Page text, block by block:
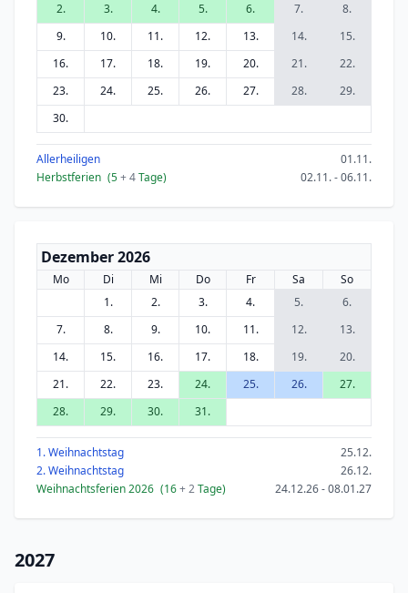
2.
3. 4. 5. 6. 7.
8.
9.
10. 11. 12. 13. 14.
15.
16.
17. 18. 19. 20. 21.
22.
23.
24. 25. 26. 27. 28.
29.
30.
Allerheiligen
01.11.
Herbstferien (5+ 4Tage) 02.11. - 06.11.
Dezember 2026
Mo Di Mi Do Fr Sa
So
1.
2. 3. 4. 5.
6.
7.
8. 9. 10. 11. 12.
13.
14.
15. 16. 17. 18. 19.
20.
21.
22. 23. 24. 25. 26.
27.
28.
29. 30. 31.
1. Weihnachtstag
25.12.
2. Weihnachtstag
26.12.
Weihnachtsferien 2026 (16+ 2Tage) 24.12.26 - 08.01.27
2027